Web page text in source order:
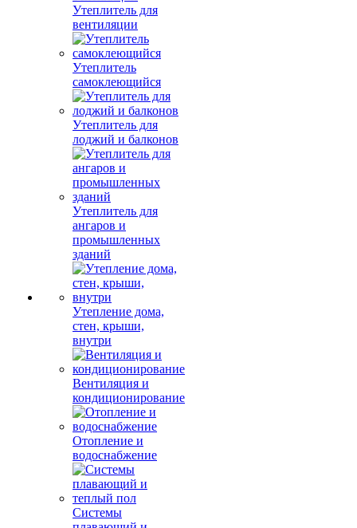
Утеплитель для
вентиляции
Утеплитель
самоклеющийся
Утеплитель для
лоджий и балконов
Утеплитель для
ангаров и
промышленных
зданий
Утепление дома,
стен, крыши,
внутри
Вентиляция и
кондиционирование
Отопление и
водоснабжение
Системы